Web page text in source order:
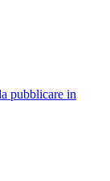
pubblicare in